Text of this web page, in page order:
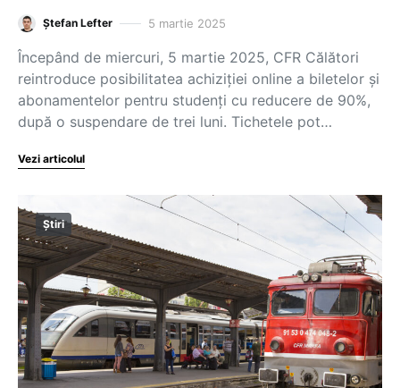
Ștefan Lefter 5 martie 2025
Începând de miercuri, 5 martie 2025, CFR Călători
reintroduce posibilitatea achiziției online a biletelor și
abonamentelor pentru studenți cu reducere de 90%,
după o suspendare de trei luni. Tichetele pot…
Vezi articolul
Știri